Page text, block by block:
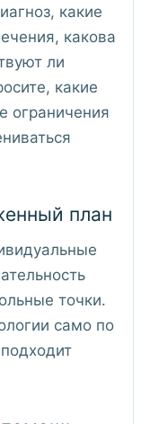
какие
какова
ли
какие
ограничения
план
точки.
само по